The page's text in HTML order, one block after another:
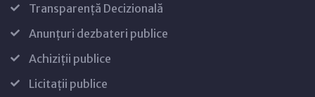
Transparență Decizională
Anunțuri dezbateri publice
Achiziții publice
Licitații publice